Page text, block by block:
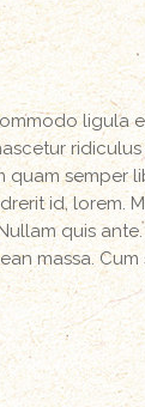
ligula
ridiculus
semper
id, lorem.
quis
massa.